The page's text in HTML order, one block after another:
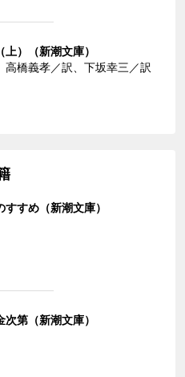
）（新潮文庫）
高橋義孝／訳、下坂幸三／訳
すめ（新潮文庫）
第（新潮文庫）